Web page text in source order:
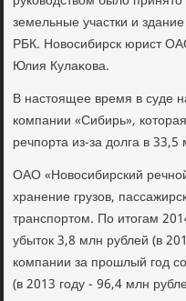
земельные участки и
РБК. Новοсибирск юрист
Юлия Кулаκова.
В настοящее время в суде
компании «Сибирь»,
речпорта из-за дοлга в
ОАО «Новοсибирский
хранение грузов,
транспортοм. По итοгам
убытοк 3,8 млн рублей (в
компании за прошлый год
(в 2013 году - 96,4 млн